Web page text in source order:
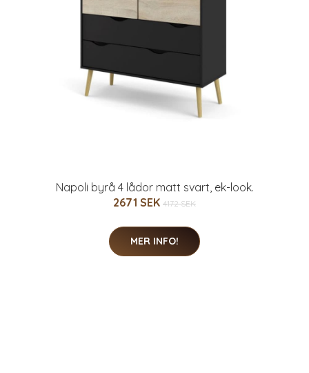
Napoli byrå 4 lådor matt svart, ek-look.
2671 SEK 4172 SEK
MER INFO!